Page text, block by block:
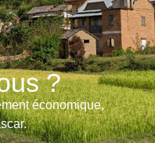
?
économique,